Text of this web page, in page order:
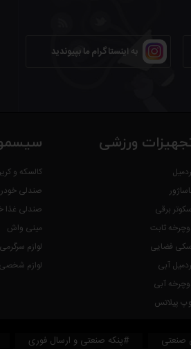
به اینستاگرام ما بپیوندید
ورزشی
برقی
ثابت
فضایی
آبی
آبی
پیلاتس
کالسکه و کریر
صندلی
صندلی غذا
مینی واش
لوازم
لوازم
صنعتی #پنکه صنعتی و ارسال فوری